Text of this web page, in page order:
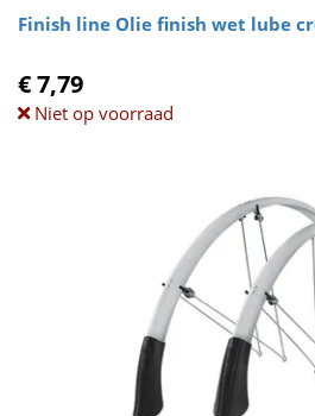
Finish line Olie finish wet lube
€ 7,79
Niet op voorraad